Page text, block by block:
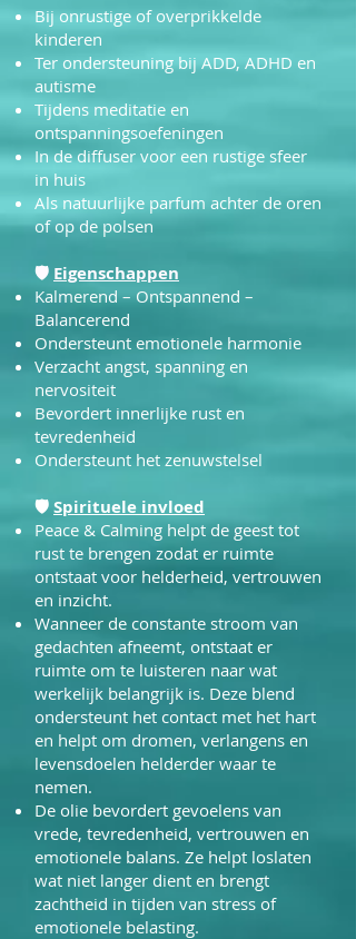
Bij onrustige of overprikkelde
kinderen
Ter ondersteuning bij ADD, ADHD en
autisme
Tijdens meditatie en
ontspanningsoefeningen
In de diffuser voor een rustige sfeer
in huis
Als natuurlijke parfum achter de oren
of op de polsen
🛡 Eigenschappen
Kalmerend – Ontspannend –
Balancerend
Ondersteunt emotionele harmonie
Verzacht angst, spanning en
nervositeit
Bevordert innerlijke rust en
tevredenheid
Ondersteunt het zenuwstelsel
🛡Spirituele invloed
Peace & Calming helpt de geest tot
rust te brengen zodat er ruimte
ontstaat voor helderheid, vertrouwen
en inzicht.
Wanneer de constante stroom van
gedachten afneemt, ontstaat er
ruimte om te luisteren naar wat
werkelijk belangrijk is. Deze blend
ondersteunt het contact met het hart
en helpt om dromen, verlangens en
levensdoelen helderder waar te
nemen.
De olie bevordert gevoelens van
vrede, tevredenheid, vertrouwen en
emotionele balans. Ze helpt loslaten
wat niet langer dient en brengt
zachtheid in tijden van stress of
emotionele belasting.